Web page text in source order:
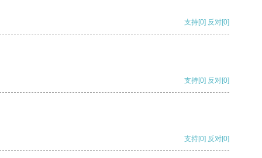
支持[0] 反对[0]
支持[0] 反对[0]
支持[0] 反对[0]